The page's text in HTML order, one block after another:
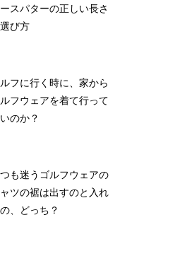
スパターの正しい長さ
び方
フに行く時に、家から
フウェアを着て行って
のか？
も迷うゴルフウェアの
ツの裾は出すのと入れ
、どっち？